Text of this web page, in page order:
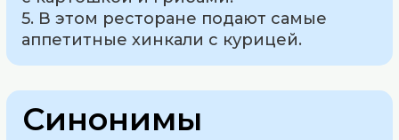
5. В этом ресторане подают самые
аппетитные хинкали с курицей.
Синонимы